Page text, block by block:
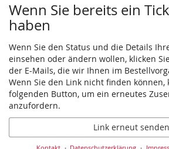
Wenn Sie bereits ein
haben
Wenn Sie den Status und die Details
einsehen oder ändern wollen, klicken
der E-Mails, die wir Ihnen im
Wenn Sie den Link nicht finden können,
folgenden Button, um ein erneutes
anzufordern.
Link erneut senden